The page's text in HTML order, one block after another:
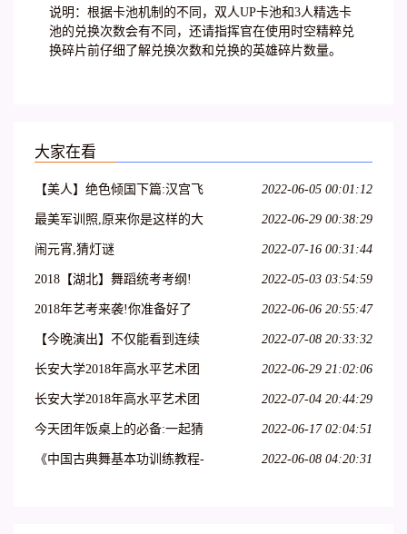
说明：根据卡池机制的不同，双人UP卡池和3人精选卡
池的兑换次数会有不同，还请指挥官在使用时空精粹兑
换碎片前仔细了解兑换次数和兑换的英雄碎片数量。
大家在看
【美人】绝色倾国下篇:汉宫飞
燕;貂蝉离间;玉体横沉;贵妃醉
2022-06-05 00:01:12
最美军训照,原来你是这样的大
一萌妹子
2022-06-29 00:38:29
闹元宵,猜灯谜 2022-07-16 00:31:44
2018【湖北】舞蹈统考考纲! 2022-05-03 03:54:59
2018年艺考来袭!你准备好了
吗?
2022-06-06 20:55:47
【今晚演出】不仅能看到连续
32个单腿转~
2022-07-08 20:33:32
长安大学2018年高水平艺术团
招生简章
2022-06-29 21:02:06
长安大学2018年高水平艺术团
招生简章丨18特长生
2022-07-04 20:44:29
今天团年饭桌上的必备:一起猜
灯谜,欢欢喜喜闹元宵
2022-06-17 02:04:51
《中国古典舞基本功训练教程-
2022-06-08 04:20:31